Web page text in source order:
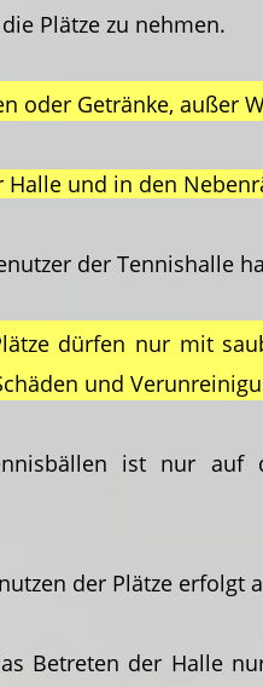
Plätze zu nehmen.
oder Getränke, außer
Halle und in den
der Tennishalle
dürfen nur mit
und
ist nur auf
der Plätze erfolgt
Betreten der Halle